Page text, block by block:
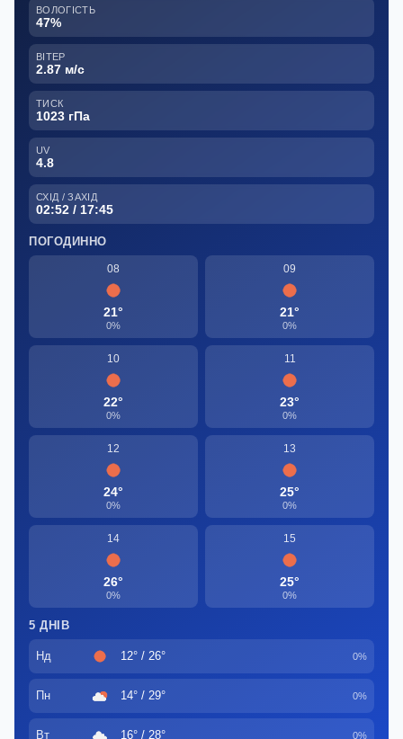
ВОЛОГІСТЬ
47%
ВІТЕР
2.87 м/с
ТИСК
1023 гПа
UV
4.8
СХІД / ЗАХІД
02:52 / 17:45
ПОГОДИННО
08
21°
0%
09
21°
0%
10
22°
0%
11
23°
0%
12
24°
0%
13
25°
0%
14
26°
0%
15
25°
0%
5 ДНІВ
Нд 12° / 26° 0%
Пн 14° / 29° 0%
Вт 16° / 28° 0%